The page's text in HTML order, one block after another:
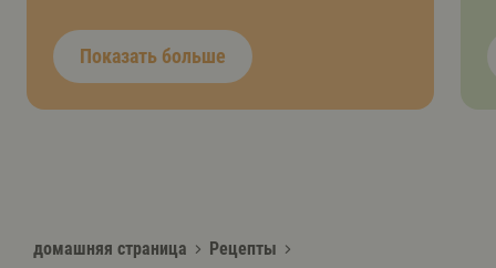
Показать больше
домашняя страница
Рецепты